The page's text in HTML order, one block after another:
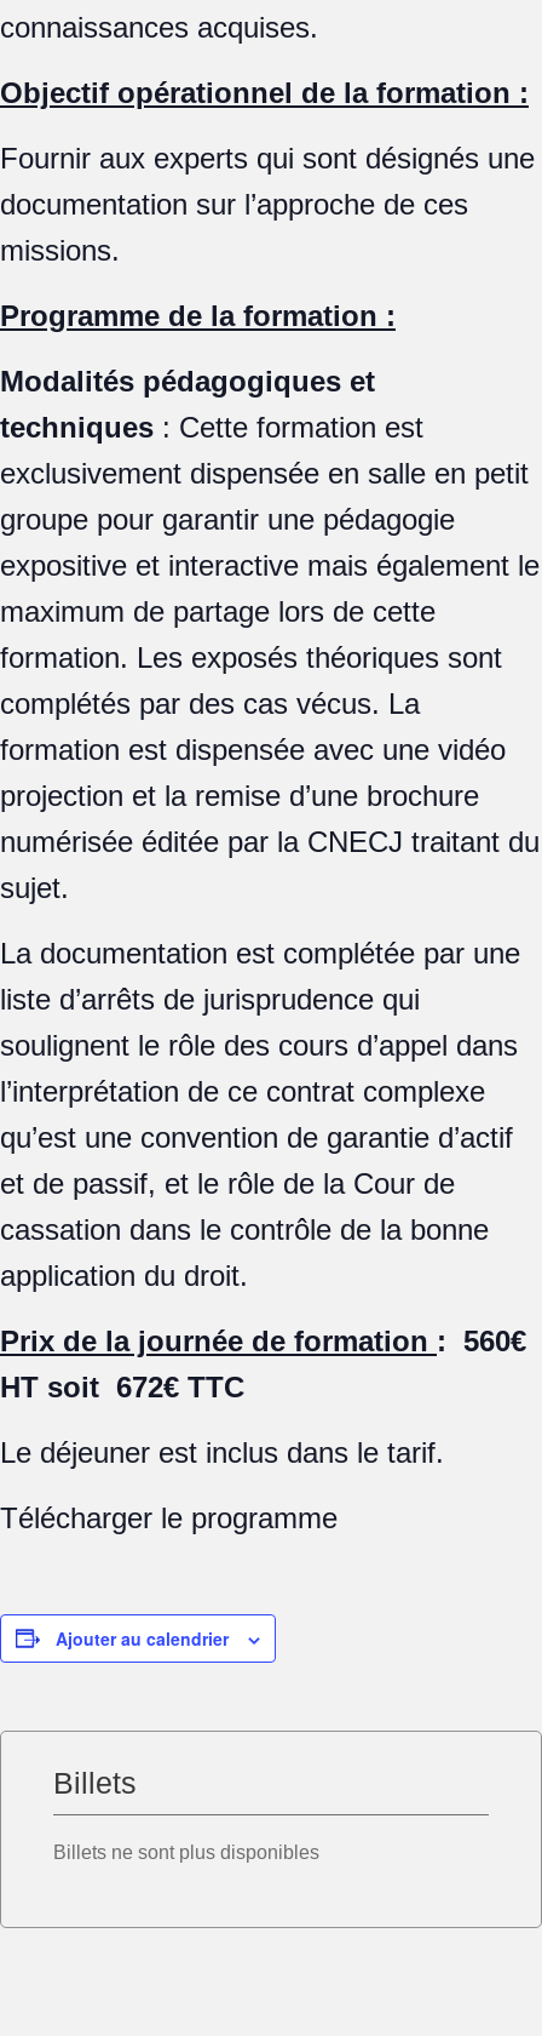
connaissances acquises.
Objectif opérationnel de la formation :
Fournir aux experts qui sont désignés une
documentation sur l’approche de ces
missions.
Programme de la formation :
Modalités pédagogiques et
techniques : Cette formation est
exclusivement dispensée en salle en petit
groupe pour garantir une pédagogie
expositive et interactive mais également le
maximum de partage lors de cette
formation. Les exposés théoriques sont
complétés par des cas vécus. La
formation est dispensée avec une vidéo
projection et la remise d’une brochure
numérisée éditée par la CNECJ traitant du
sujet.
La documentation est complétée par une
liste d’arrêts de jurisprudence qui
soulignent le rôle des cours d’appel dans
l’interprétation de ce contrat complexe
qu’est une convention de garantie d’actif
et de passif, et le rôle de la Cour de
cassation dans le contrôle de la bonne
application du droit.
Prix de la journée de formation : 560€
HT soit 672€ TTC
Le déjeuner est inclus dans le tarif.
Télécharger le programme
Ajouter au calendrier
Billets
Billets ne sont plus disponibles